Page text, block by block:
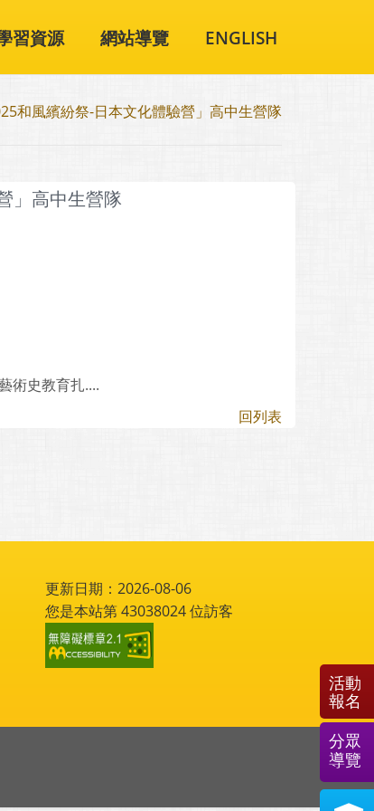
習資源 網站導覽 ENGLISH
和風繽紛祭-日本文化體驗營」高中生營隊
」高中生營隊
術史教育扎....
回列表
更新日期：2026-08-06
您是本站第43038024位訪客
活動
報名
分眾
導覽